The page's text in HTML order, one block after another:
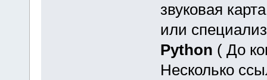
звуковая
или
Python ( До
Несколько